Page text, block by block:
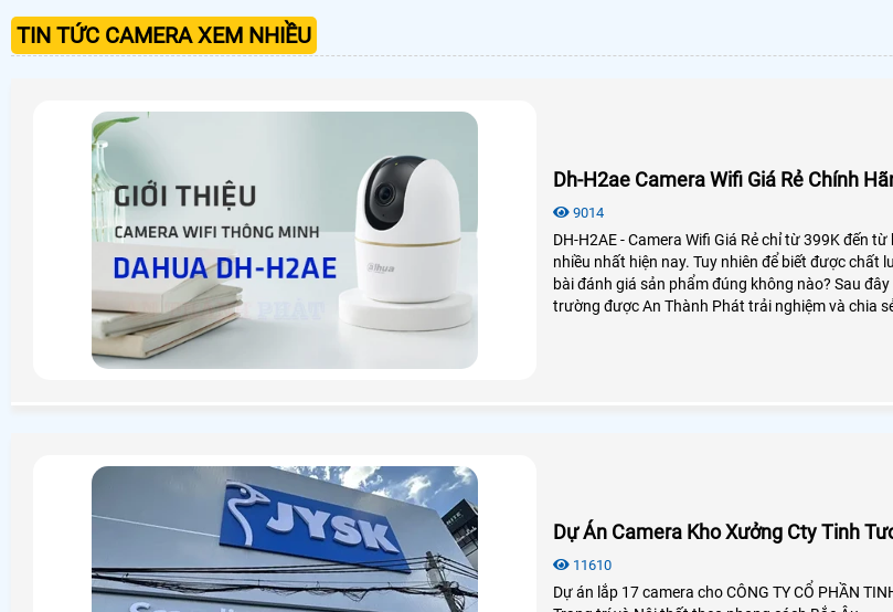
TIN TỨC CAMERA XEM NHIỀU
Dh-H2ae Camera Wifi Giá Rẻ Chính
9014
DH-H2AE - Camera Wifi Giá Rẻ chỉ từ 399K đến
nhiều nhất hiện nay. Tuy nhiên để biết được chất
bài đánh giá sản phẩm đúng không nào? Sau
trường được An Thành Phát trải nghiệm và chia
Dự Án Camera Kho Xưởng Cty Tinh
11610
Dự án lắp 17 camera cho CÔNG TY CỔ PHẦN